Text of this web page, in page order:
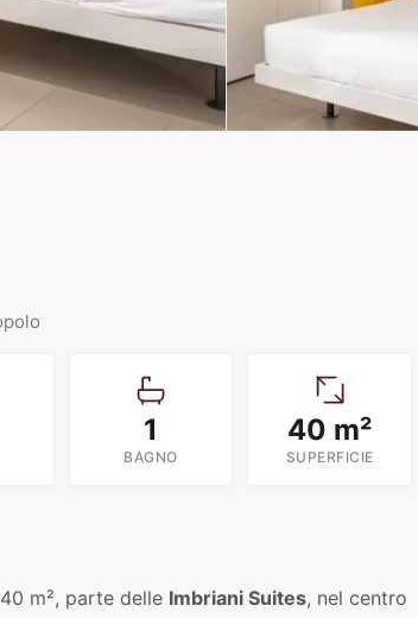
1
BAGNO
40 m²
SUPERFICIE
m², parte delle Imbriani Suites, nel centro